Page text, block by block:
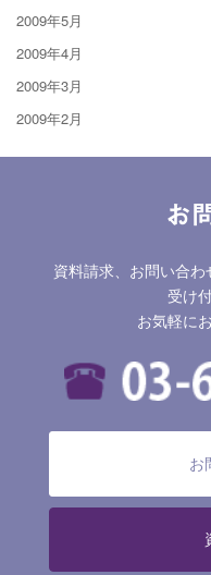
2009年5月
2009年4月
2009年3月
2009年2月
お
資料請求、お問い合
受け
お気軽に
お